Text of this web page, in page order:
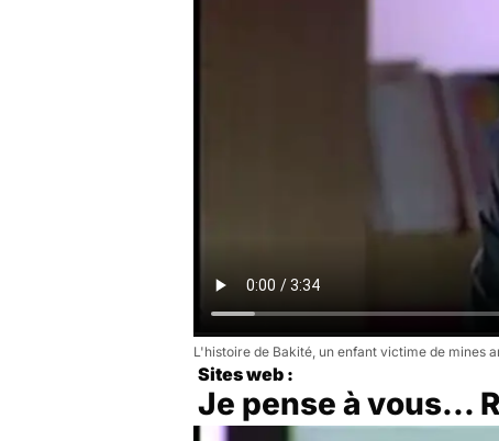
L'histoire de Bakité, un enfant victime de mines
Sites web :
Je pense à vous...